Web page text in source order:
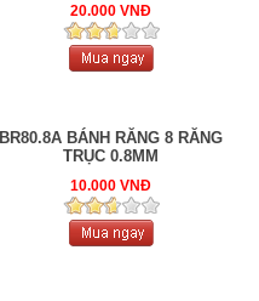
20.000 VNĐ
BR80.8A BÁNH RĂNG 8 RĂNG
TRỤC 0.8MM
10.000 VNĐ